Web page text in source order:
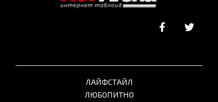
ЛАЙФСТАЙЛ
ЛЮБОПИТНО